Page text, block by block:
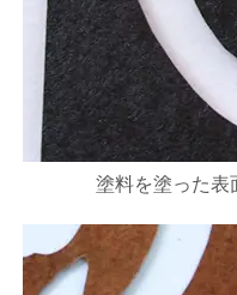
塗料を塗った表